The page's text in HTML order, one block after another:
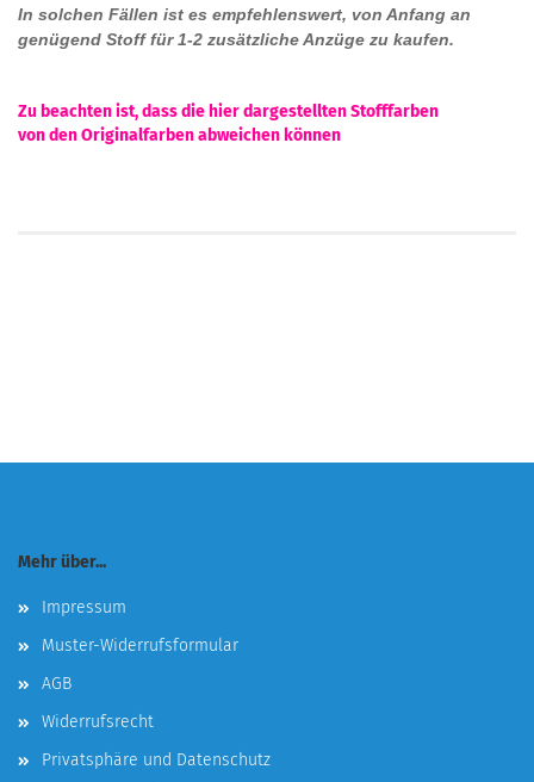
In solchen Fällen ist es empfehlenswert, von Anfang an
genügend Stoff für 1-2 zusätzliche Anzüge zu kaufen.
Zu beachten ist, dass die hier dargestellten Stofffarben
von den Originalfarben abweichen können
Mehr über...
Impressum
Muster-Widerrufsformular
AGB
Widerrufsrecht
Privatsphäre und Datenschutz